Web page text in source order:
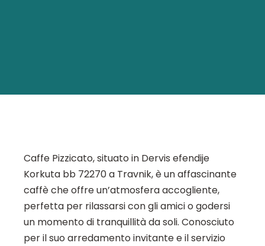
Caffe Pizzicato, situato in Dervis efendije
Korkuta bb 72270 a Travnik, è un affascinante
caffè che offre un’atmosfera accogliente,
perfetta per rilassarsi con gli amici o godersi
un momento di tranquillità da soli. Conosciuto
per il suo arredamento invitante e il servizio